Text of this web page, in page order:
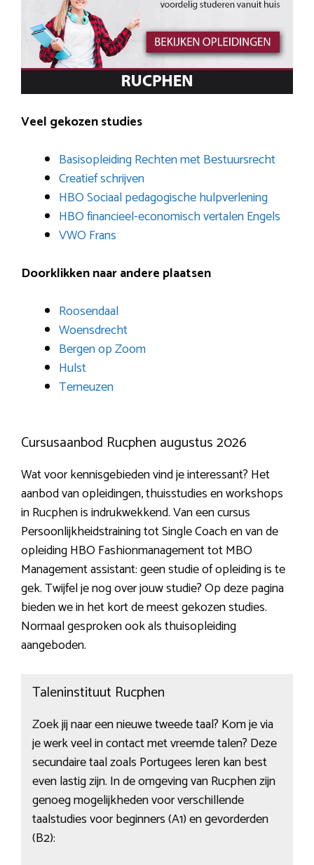
Veel gekozen studies
Basisopleiding Rechten met Bestuursrecht
Creatief schrijven
HBO Sociaal pedagogische hulpverlening
HBO financieel-economisch vertalen Engels
VWO Frans
Doorklikken naar andere plaatsen
Roosendaal
Woensdrecht
Bergen op Zoom
Hulst
Terneuzen
Cursusaanbod Rucphen augustus 2026
Wat voor kennisgebieden vind je interessant? Het
aanbod van opleidingen, thuisstudies en workshops
in Rucphen is indrukwekkend. Van een cursus
Persoonlijkheidstraining tot Single Coach en van de
opleiding HBO Fashionmanagement tot MBO
Management assistant: geen studie of opleiding is te
gek. Twijfel je nog over jouw studie? Op deze pagina
bieden we in het kort de meest gekozen studies.
Normaal gesproken ook als thuisopleiding
aangeboden.
Taleninstituut Rucphen
Zoek jij naar een nieuwe tweede taal? Kom je via
je werk veel in contact met vreemde talen? Deze
secundaire taal zoals Portugees leren kan best
even lastig zijn. In de omgeving van Rucphen zijn
genoeg mogelijkheden voor verschillende
taalstudies voor beginners (A1) en gevorderden
(B2):